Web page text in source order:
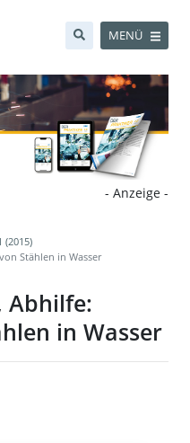
MENÜ
- Anzeige -
(2015)
Stählen in Wasser
Abhilfe:
in Wasser